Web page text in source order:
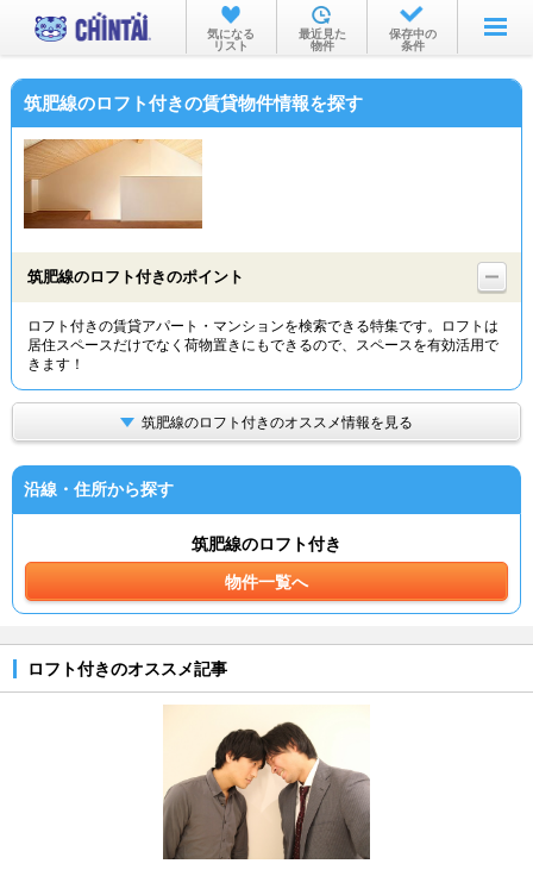
お部屋を探す
沿線・駅から
物件特集から
TOP
気になる
リスト
最近見た
物件
保存中の
条件
筑肥線のロフト付きの賃貸物件情報を探す
筑肥線のロフト付きのポイント
ロフト付きの賃貸アパート・マンションを検索できる特集です。ロフトは
居住スペースだけでなく荷物置きにもできるので、スペースを有効活用で
きます！
筑肥線のロフト付きのオススメ情報を見る
沿線・住所から探す
筑肥線のロフト付き
物件一覧へ
ロフト付きのオススメ記事